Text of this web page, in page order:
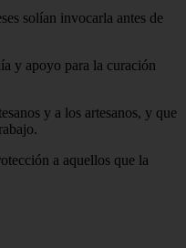
solían invocarla antes de
y apoyo para la curación
y a los artesanos, y que
a aquellos que la